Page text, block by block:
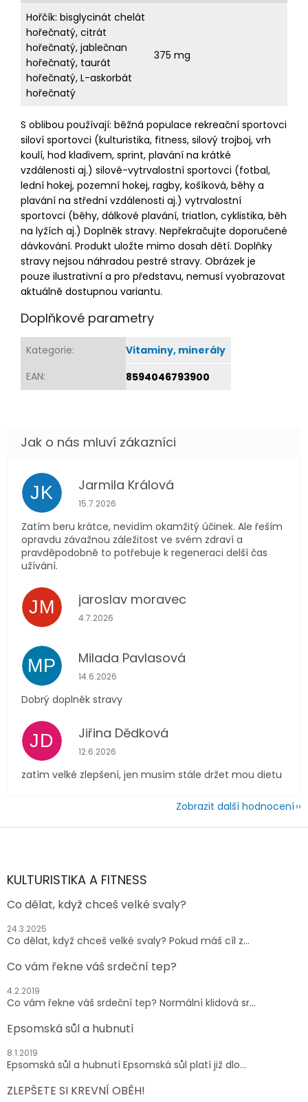
Hořčík: bisglycinát chelát
hořečnatý, citrát
hořečnatý, jablečnan
hořečnatý, taurát
hořečnatý, L-askorbát
hořečnatý
375 mg
S oblibou používají: běžná populace rekreační sportovci
siloví sportovci (kulturistika, fitness, silový trojboj, vrh
koulí, hod kladivem, sprint, plavání na krátké
vzdálenosti aj.) silově-vytrvalostní sportovci (fotbal,
lední hokej, pozemní hokej, ragby, košíková, běhy a
plavání na střední vzdálenosti aj.) vytrvalostní
sportovci (běhy, dálkové plavání, triatlon, cyklistika, běh
na lyžích aj.) Doplněk stravy. Nepřekračujte doporučené
dávkování. Produkt uložte mimo dosah dětí. Doplňky
stravy nejsou náhradou pestré stravy. Obrázek je
pouze ilustrativní a pro představu, nemusí vyobrazovat
aktuálně dostupnou variantu.
Doplňkové parametry
Kategorie:
Vitaminy, minerály
EAN: 8594046793900
JK Jarmila Králová
Hodnocení obchodu je 5 z 5 hvězdiček.
15.7.2026
Zatím beru krátce, nevidím okamžitý účinek. Ale řeším
opravdu závažnou záležitost ve svém zdraví a
pravděpodobně to potřebuje k regeneraci delší čas
užívání.
JM jaroslav moravec
Hodnocení obchodu je 5 z 5 hvězdiček.
4.7.2026
MP Milada Pavlasová
Hodnocení obchodu je 5 z 5 hvězdiček.
14.6.2026
Dobrý doplněk stravy
JD Jiřina Dědková
Hodnocení obchodu je 4 z 5 hvězdiček.
12.6.2026
zatím velké zlepšení, jen musím stále držet mou dietu
Zobrazit další hodnocení
Z
aKULTURISTIKA A FITNESS
Co dělat, když chceš velké svaly?
24.3.2025
Co dělat, když chceš velké svaly? Pokud máš cíl z...
Co vám řekne váš srdeční tep?
4.2.2019
Co vám řekne váš srdeční tep? Normální klidová sr...
Epsomská sůl a hubnutí
8.1.2019
Epsomská sůl a hubnutí Epsomská sůl platí již dlo...
ZLEPŠETE SI KREVNÍ OBĚH!